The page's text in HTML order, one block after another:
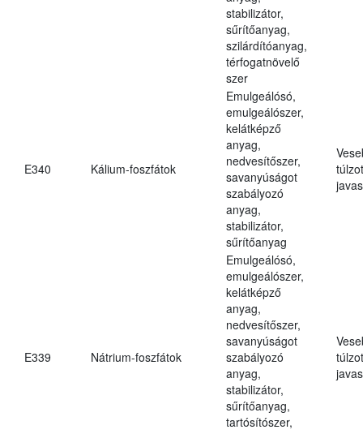
stabilizátor,
sűrítőanyag,
szilárdítóanyag,
térfogatnövelő
szer
E340 Kálium-foszfátok
Emulgeálósó,
emulgeálószer,
kelátképző
anyag,
nedvesítőszer,
savanyúságot
szabályozó
anyag,
stabilizátor,
sűrítőanyag
E339 Nátrium-foszfátok
Emulgeálósó,
emulgeálószer,
kelátképző
anyag,
nedvesítőszer,
savanyúságot
szabályozó
anyag,
stabilizátor,
sűrítőanyag,
tartósítószer,